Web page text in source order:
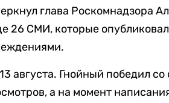
глава Роскомнадзора
26 СМИ, которые
августа. Гнойный победил со
а на момент